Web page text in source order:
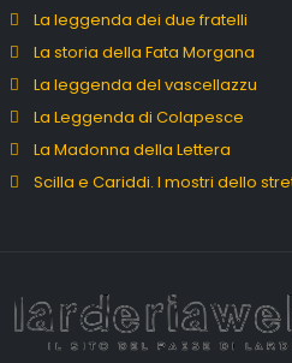
La leggenda dei due fratelli
La storia della Fata Morgana
La leggenda del vascellazzu
La Leggenda di Colapesce
La Madonna della Lettera
Scilla e Cariddi. I mostri dello